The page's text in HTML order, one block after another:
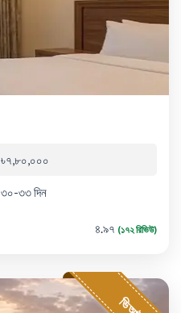
৳৭,৮০,০০০
৩০-৩৩ দিন
৪.৯৭ (১৭২ রিভিউ)